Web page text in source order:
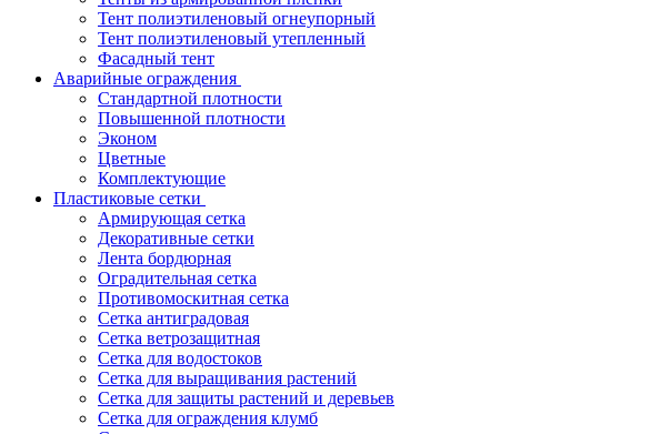
Тент полиэтиленовый огнеупорный
Тент полиэтиленовый утепленный
Фасадный тент
Аварийные ограждения
Стандартной плотности
Повышенной плотности
Эконом
Цветные
Комплектующие
Пластиковые сетки
Армирующая сетка
Декоративные сетки
Лента бордюрная
Оградительная сетка
Противомоскитная сетка
Сетка антиградовая
Сетка ветрозащитная
Сетка для водостоков
Сетка для выращивания растений
Сетка для защиты растений и деревьев
Сетка для ограждения клумб